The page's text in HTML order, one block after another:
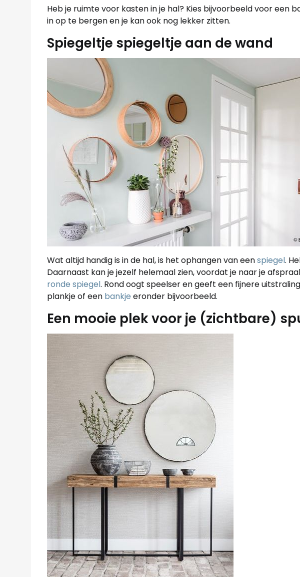
Heb je ruimte voor kasten in je hal? Kies bijvoorbeeld voor een
in op te bergen en je kan ook nog lekker zitten.
Spiegeltje spiegeltje aan de wand
Wat altijd handig is in de hal, is het ophangen van eenspiegel.
Daarnaast kan je jezelf helemaal zien, voordat je naar je
ronde spiegel. Rond oogt speelser en geeft een fijnere
plankje of een bankje eronder bijvoorbeeld.
Een mooie plek voor je (zichtbare)